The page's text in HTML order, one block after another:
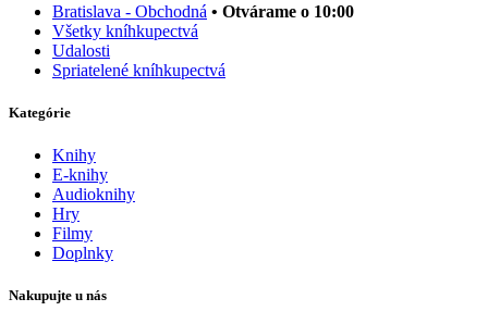
Bratislava - Obchodná • Otvárame o 10:00
Všetky kníhkupectvá
Udalosti
Spriatelené kníhkupectvá
Kategórie
Knihy
E-knihy
Audioknihy
Hry
Filmy
Doplnky
Nakupujte u nás